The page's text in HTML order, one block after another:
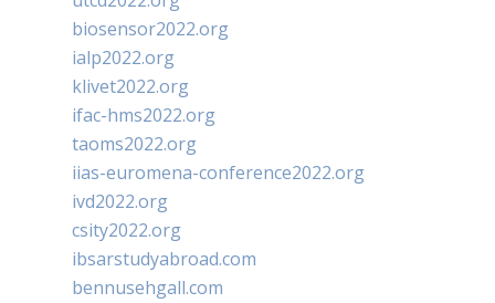
biosensor2022.org
ialp2022.org
klivet2022.org
ifac-hms2022.org
taoms2022.org
iias-euromena-conference2022.org
ivd2022.org
csity2022.org
ibsarstudyabroad.com
bennusehgall.com